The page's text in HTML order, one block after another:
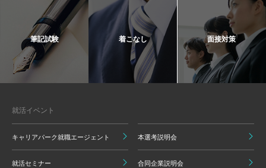
筆記試験 着こなし 面接対策
就活イベント
キャリアパーク就職エージェント 本選考説明会
就活セミナー 合同企業説明会